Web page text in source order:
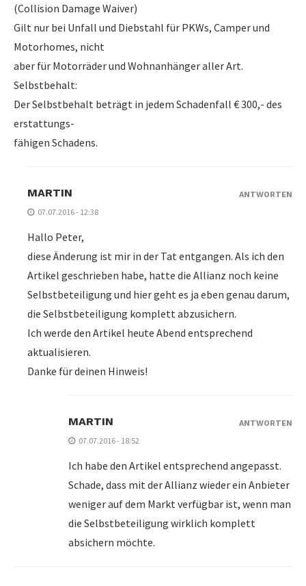
(Collision Damage Waiver)
Gilt nur bei Unfall und Diebstahl für PKWs, Camper und
Motorhomes, nicht
aber für Motorräder und Wohnanhänger aller Art.
Selbstbehalt:
Der Selbstbehalt beträgt in jedem Schadenfall € 300,- des
erstattungs-
fähigen Schadens.
MARTIN
07.07.2016 - 12:38
Hallo Peter,
diese Änderung ist mir in der Tat entgangen. Als ich den
Artikel geschrieben habe, hatte die Allianz noch keine
Selbstbeteiligung und hier geht es ja eben genau darum,
die Selbstbeteiligung komplett abzusichern.
Ich werde den Artikel heute Abend entsprechend
aktualisieren.
Danke für deinen Hinweis!
ANTWORTEN
MARTIN
07.07.2016 - 18:52
Ich habe den Artikel entsprechend angepasst.
Schade, dass mit der Allianz wieder ein Anbieter
weniger auf dem Markt verfügbar ist, wenn man
die Selbstbeteiligung wirklich komplett
absichern möchte.
ANTWORTEN